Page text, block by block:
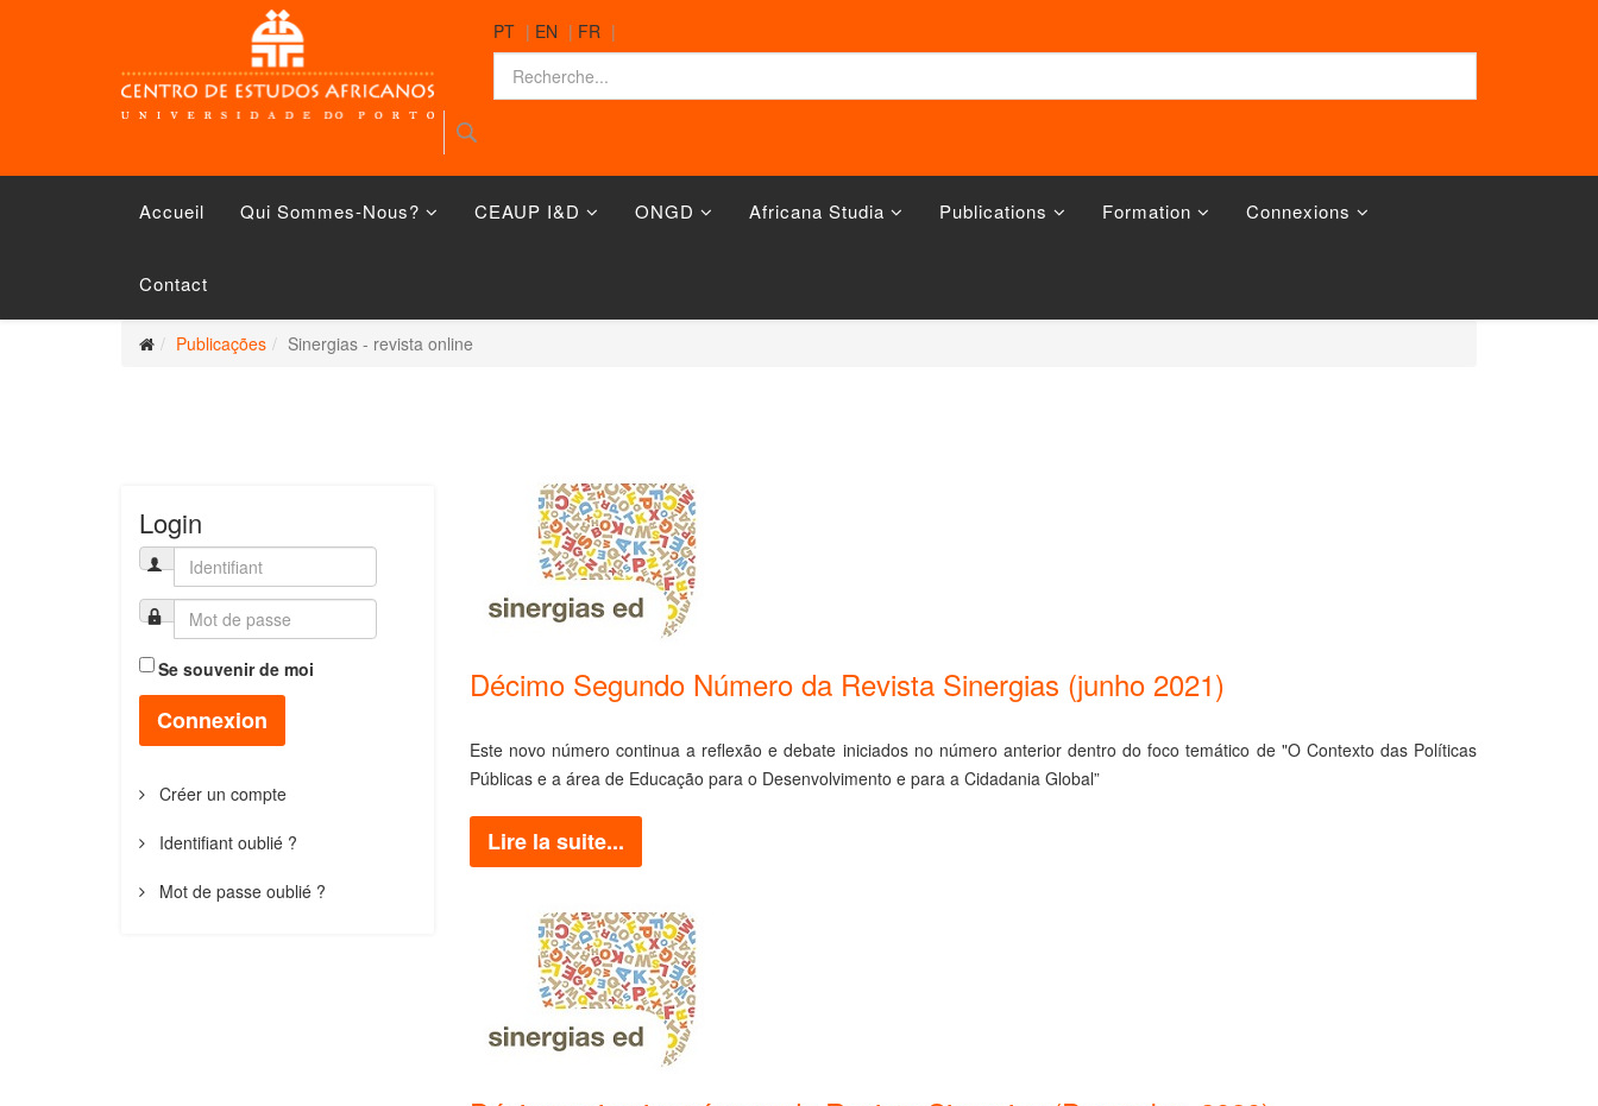
PT | EN | FR |
Accueil Qui Sommes-Nous? CEAUP I&D ONGD Africana Studia Publications Formation Connexions
Contact
Publicações Sinergias - revista online
Login
Se souvenir de moi
Connexion
Créer un compte
Identifiant oublié ?
Mot de passe oublié ?
Décimo Segundo Número da Revista Sinergias (junho 2021)
Este novo número continua a reflexão e debate iniciados no número anterior dentro do foco temático de "O Contexto das Políticas
Públicas e a área de Educação para o Desenvolvimento e para a Cidadania Global”
Lire la suite...